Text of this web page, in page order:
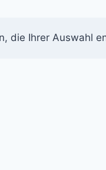
die Ihrer Auswahl